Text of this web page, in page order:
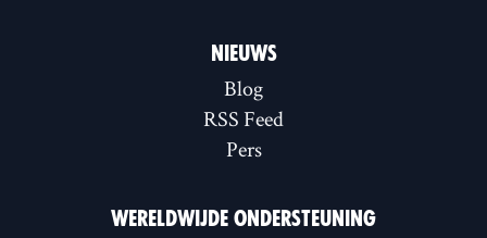
NIEUWS
Blog
RSS Feed
Pers
WERELDWIJDE ONDERSTEUNING